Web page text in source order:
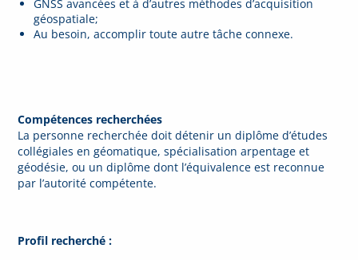
GNSS avancées et à d’autres méthodes d’acquisition
géospatiale;
Au besoin, accomplir toute autre tâche connexe.
Compétences recherchées
La personne recherchée doit détenir un diplôme d’études
collégiales en géomatique, spécialisation arpentage et
géodésie, ou un diplôme dont l’équivalence est reconnue
par l’autorité compétente.
Profil recherché :